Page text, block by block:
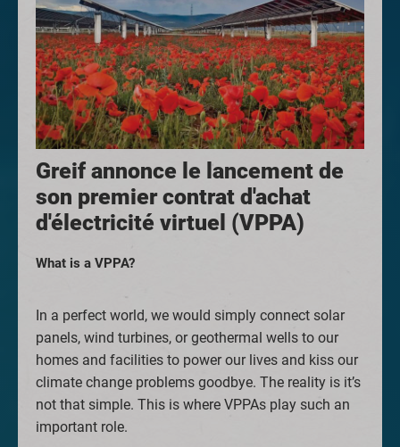
Greif annonce le lancement de
son premier contrat d'achat
d'électricité virtuel (VPPA)
What is a VPPA?
In a perfect world, we would simply connect solar
panels, wind turbines, or geothermal wells to our
homes and facilities to power our lives and kiss our
climate change problems goodbye. The reality is it’s
not that simple. This is where VPPAs play such an
important role.